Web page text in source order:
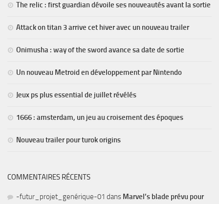
The relic : first guardian dévoile ses nouveautés avant la sortie
Attack on titan 3 arrive cet hiver avec un nouveau trailer
Onimusha : way of the sword avance sa date de sortie
Un nouveau Metroid en développement par Nintendo
Jeux ps plus essential de juillet révélés
1666 : amsterdam, un jeu au croisement des époques
Nouveau trailer pour turok origins
COMMENTAIRES RÉCENTS
-futur_projet_genérique-01 dans Marvel’s blade prévu pour